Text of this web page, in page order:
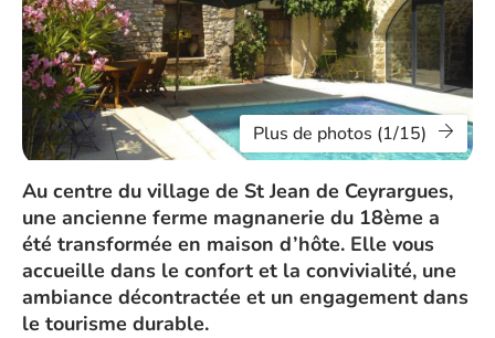
Plus de photos (1/15)
Au centre du village de St Jean de Ceyrargues,
une ancienne ferme magnanerie du 18ème a
été transformée en maison d’hôte. Elle vous
accueille dans le confort et la convivialité, une
ambiance décontractée et un engagement dans
le tourisme durable.